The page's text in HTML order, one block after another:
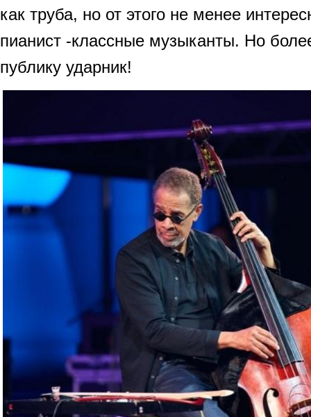
как труба, но от этого не менее
пианист -классные музыканты. Но
публику ударник!